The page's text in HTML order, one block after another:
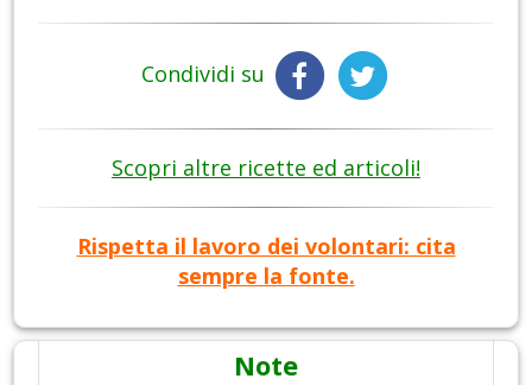
Condividi su
Scopri altre ricette ed articoli!
Rispetta il lavoro dei volontari: cita
sempre la fonte.
Note